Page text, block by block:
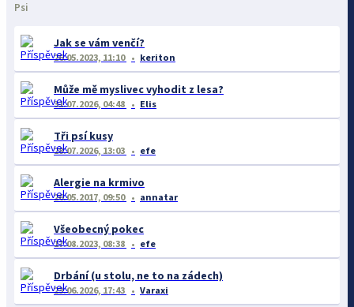
Psi
Jak se vám venčí?
26.05.2023, 11:10 keriton
Může mě myslivec vyhodit z lesa?
31.07.2026, 04:48 Elis
Tři psí kusy
28.07.2026, 13:03 efe
Alergie na krmivo
26.05.2017, 09:50 annatar
Všeobecný pokec
17.08.2023, 08:38 efe
Drbání (u stolu, ne to na zádech)
23.06.2026, 17:43 Varaxi